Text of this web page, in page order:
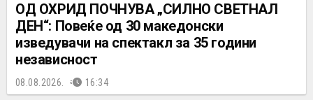
ОД ОХРИД ПОЧНУВА „СИЛНО СВЕТНАЛ
ДЕН“: Повеќе од 30 македонски
изведувачи на спектакл за 35 години
независност
08.08.2026. 16:34